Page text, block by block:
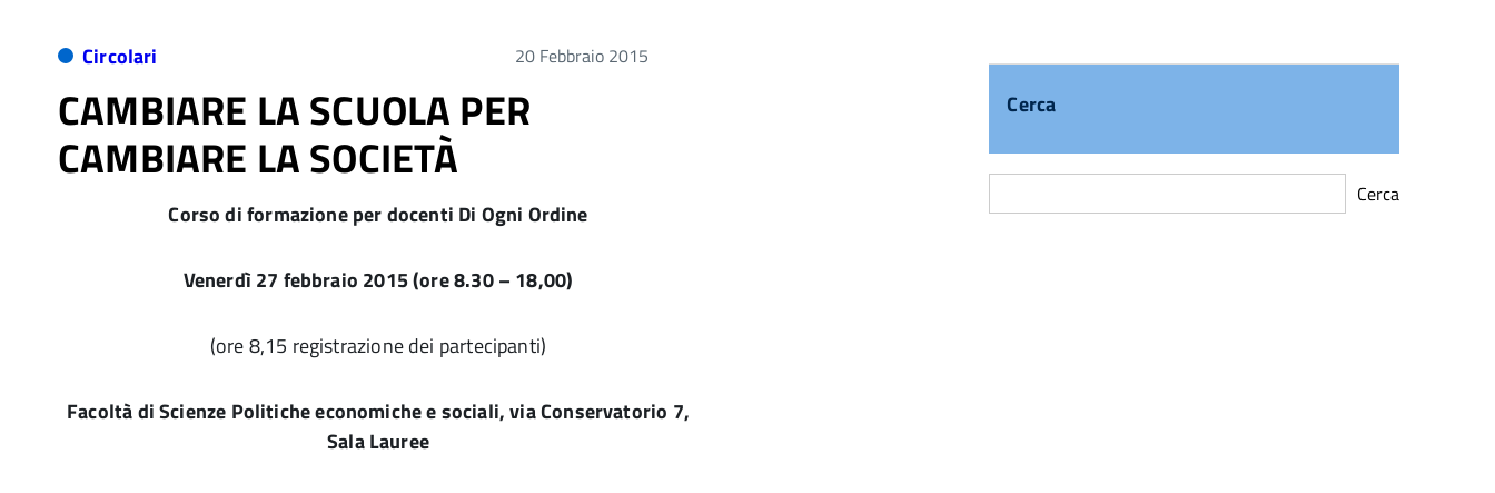
Circolari 20 Febbraio 2015
CAMBIARE LA SCUOLA PER
CAMBIARE LA SOCIETÀ
Corso di formazione per docenti Di Ogni Ordine
Venerdì 27 febbraio 2015 (ore8.30 – 18,00)
(ore 8,15 registrazione dei partecipanti)
Facoltà di Scienze Politiche economiche e sociali, via Conservatorio 7,
Sala Lauree
Cerca
Cerca